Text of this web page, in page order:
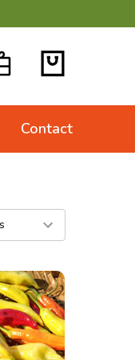
Contact